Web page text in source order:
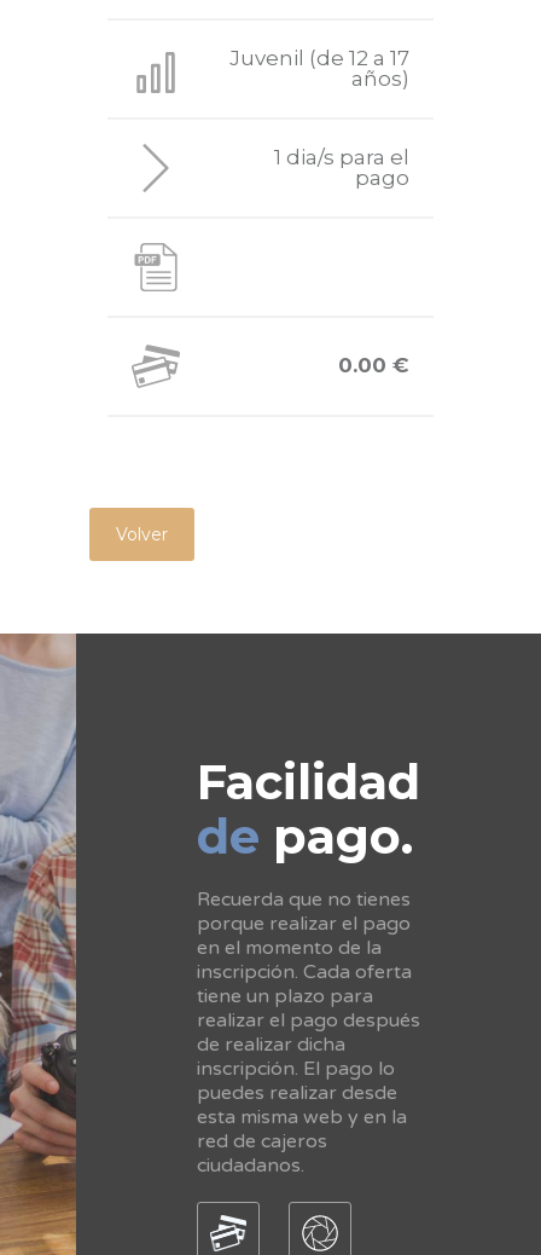
Juvenil (de 12 a 17
años)
1 dia/s para el
pago
0.00 €
Volver
Facilidad
de pago.
Recuerda que no tienes
porque realizar el pago
en el momento de la
inscripción. Cada oferta
tiene un plazo para
realizar el pago después
de realizar dicha
inscripción. El pago lo
puedes realizar desde
esta misma web y en la
red de cajeros
ciudadanos.